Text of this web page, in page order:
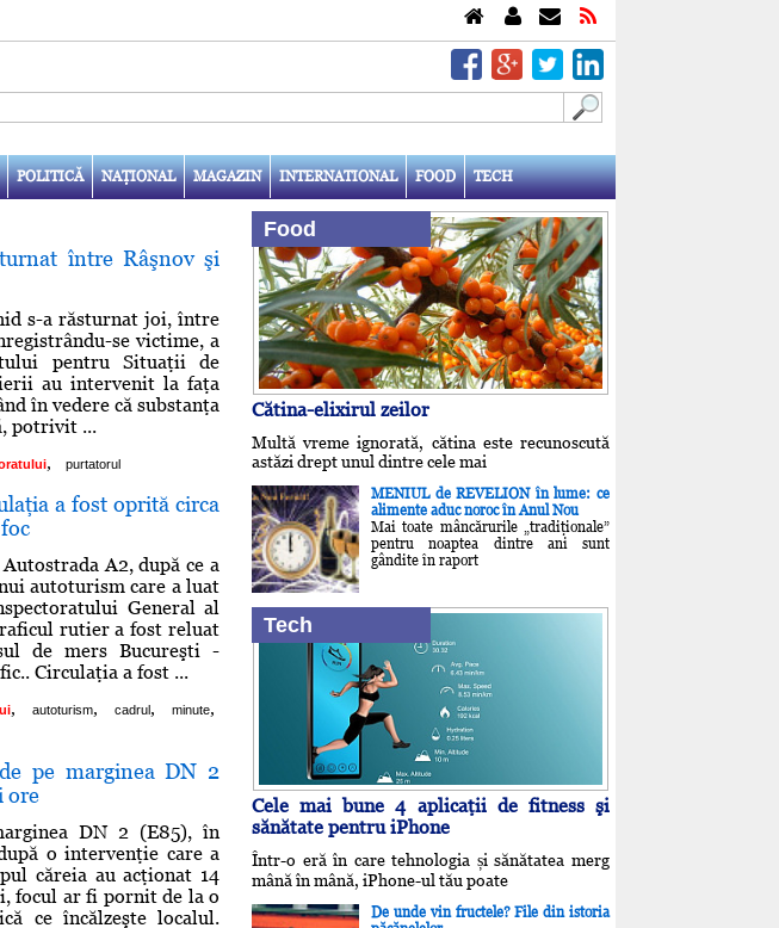
POLITICĂ NAŢIONAL MAGAZIN INTERNATIONAL FOOD TECH
între Râşnov şi
s-a răsturnat joi, între
se victime, a
pentru Situaţii de
au intervenit la faţa
în vedere că substanţa
potrivit ...
, purtatorul
a fost oprită circa
A2, după ce a
autoturism care a luat
General al
rutier a fost reluat
de mers Bucureşti -
Circulaţia a fost ...
, autoturism, cadrul, minute,
pe marginea DN 2
ore
DN 2 (E85), în
o intervenţie care a
căreia au acţionat 14
focul ar fi pornit de la o
ce încălzeşte localul.
Food
Cătina-elixirul zeilor
Multă vreme ignorată, cătina este recunoscută
astăzi drept unul dintre cele mai
MENIUL de REVELION în lume: ce
alimente aduc noroc în Anul Nou
Mai toate mâncărurile „tradiţionale”
pentru noaptea dintre ani sunt
gândite în raport
Tech
Cele mai bune 4 aplicaţii de fitness şi
sănătate pentru iPhone
Într-o eră în care tehnologia și sănătatea merg
mână în mână, iPhone-ul tău poate
De unde vin fructele? File din istoria